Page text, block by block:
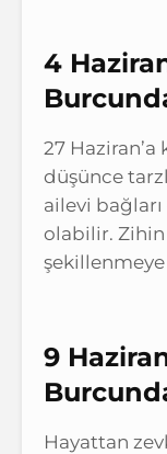
4
27
düşünce
ailevi
olabilir. Zihin
şekillenmeye
9
Hayattan